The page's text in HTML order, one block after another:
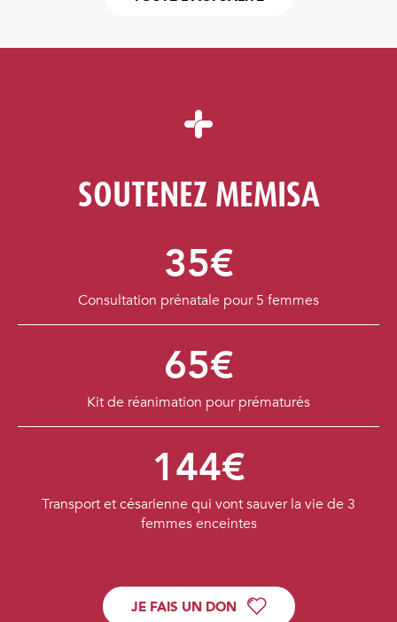
SOUTENEZ MEMISA
35€
Consultation prénatale pour 5 femmes
65€
Kit de réanimation pour prématurés
144€
Transport et césarienne qui vont sauver la vie de 3
femmes enceintes
JE FAIS UN DON